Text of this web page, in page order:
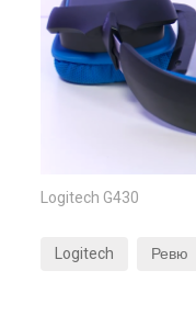
Logitech G430
Logitech Ревю